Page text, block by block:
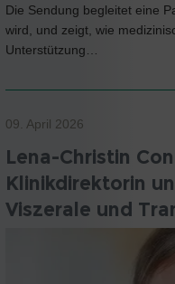
Die Sendung begleitet eine
wird, und zeigt, wie
Unterstützung…
09. April 2026
Lena-Christin
Klinikdirektorin
Viszerale und